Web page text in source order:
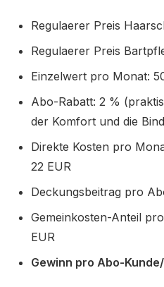
Regulaerer Preis
Regulaerer Preis
Einzelwert pro Monat:
Abo-Rabatt: 2 %
der Komfort und die
Direkte Kosten pro
22 EUR
Deckungsbeitrag pro
Gemeinkosten-Anteil
EUR
Gewinn pro Abo-Kunde/